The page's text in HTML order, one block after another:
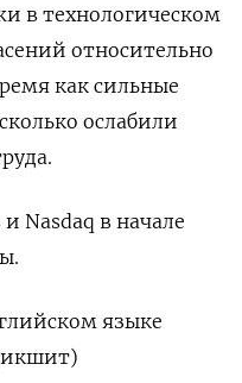
в технологическом
относительно
как сильные
ослабили
Nasdaq в начале
языке